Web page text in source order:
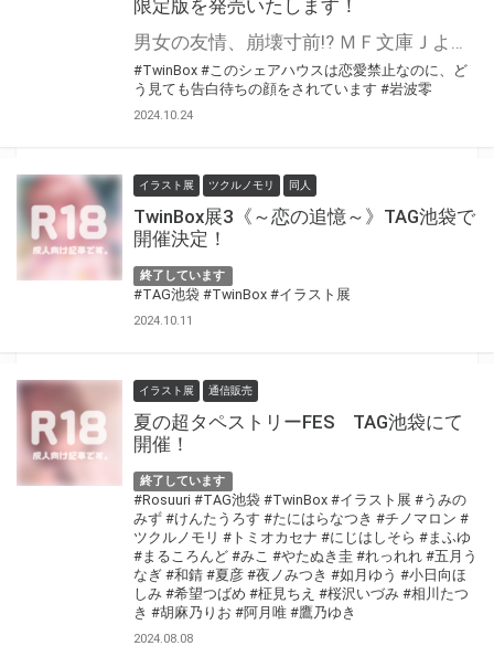
限定版を発売いたします！
#TwinBox #このシェアハウスは恋愛禁止なのに、ど
う見ても告白待ちの顔をされています #岩波零
2024.10.24
イラスト展 ツクルノモリ 同人
TwinBox展3《～恋の追憶～》TAG池袋で
開催決定！
終了しています
#TAG池袋 #TwinBox #イラスト展
2024.10.11
イラスト展 通信販売
夏の超タペストリーFES TAG池袋にて
開催！
終了しています
#Rosuuri #TAG池袋 #TwinBox #イラスト展 #うみの
みず #けんたうろす #たにはらなつき #チノマロン #
ツクルノモリ #トミオカセナ #にじはしそら #まふゆ
#まるころんど #みこ #やたぬき圭 #れっれれ #五月う
なぎ #和錆 #夏彦 #夜ノみつき #如月ゆう #小日向ほ
しみ #希望つばめ #柾見ちえ #桜沢いづみ #相川たつ
き #胡麻乃りお #阿月唯 #鷹乃ゆき
2024.08.08